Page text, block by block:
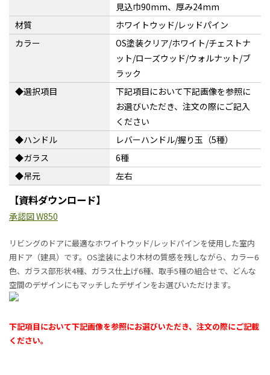
見込巾90mm、厚み24mm
材質
ホワイトウッド/レッドパイン
カラー
OS塗装クリア/ホワイト/チェストナ
ット/ローズウッド/ウォルナット/ブ
ラック
◆選択項目
下記項目において下記画像を参照に
お選びいただき、注文の際にご記入
ください
◆ハンドル
レバーハンドル/握り玉（5種）
◆ガラス
6種
◆吊元
左右
【資料ダウンロード】
承認図 W850
リビングのドアに最適なホワイトウッド/レッドパインを使用した室内
用ドア（建具）です。OS塗装により木材の質感を残しながら、カラー6
色、ガラス部形状4種、ガラス仕上げ6種、取手5種の組合せで、どんな
空間のデザインにもマッチしたデザインをお選びいただけます。
下記項目において下記画像を参照にお選びいただき、注文の際にご記載
ください。